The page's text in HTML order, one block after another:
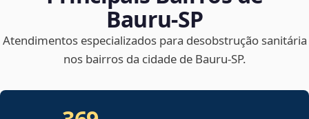
Bauru‑SP
Atendimentos especializados para desobstrução sanitária
nos bairros da cidade de Bauru‑SP.